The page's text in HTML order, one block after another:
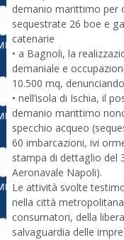
demanio marittimo per
sequestrate 26 boe e
catenarie
• a Bagnoli, la
demaniale e
10.500 mq,
• nell’isola di Ischia, il
demanio marittimo
specchio acqueo
60 imbarcazioni, ivi
stampa di dettaglio del
Aeronavale Napoli).
Le attività svolte
nella città
consumatori, della
salvaguardia delle